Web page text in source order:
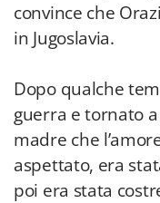
convince che
in Jugoslavia.
Dopo qualche
guerra e tornato
madre che
aspettato, era
poi era stata